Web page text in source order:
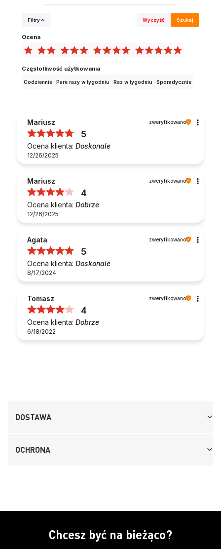
Filtry Wyczyść Szukaj
Ocena
Częstotliwość użytkowania
Codziennie Pare razy w tygodniu Raz w tygodniu Sporadycznie
Mariusz zweryfikowano
5
Ocena klienta: Doskonale
12/26/2025
Mariusz zweryfikowano
4
Ocena klienta: Dobrze
12/26/2025
Agata zweryfikowano
5
Ocena klienta: Doskonale
8/17/2024
Tomasz zweryfikowano
4
Ocena klienta: Dobrze
6/18/2022
DOSTAWA
OCHRONA
Chcesz być na bieżąco?